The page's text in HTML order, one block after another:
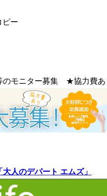
ピー
のモニター募集 ★協力費あ
人のデパート エムズ」